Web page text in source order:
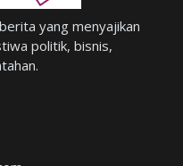
yang menyajikan
politik, bisnis,